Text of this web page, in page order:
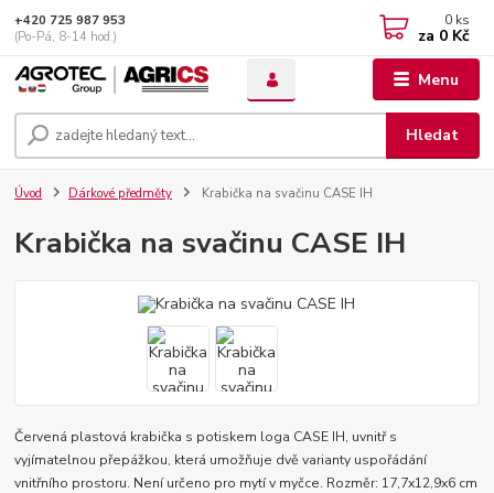
Menu
Hledat
+420 725 987 953
(Po-Pá, 8-14 hod.)
0 ks
za 0 Kč
Úvod Dárkové předměty Krabička na svačinu CASE IH
Krabička na svačinu CASE IH
Červená plastová krabička s potiskem loga CASE IH, uvnitř s
vyjímatelnou přepážkou, která umožňuje dvě varianty uspořádání
vnitřního prostoru. Není určeno pro mytí v myčce. Rozměr: 17,7x12,9x6 cm